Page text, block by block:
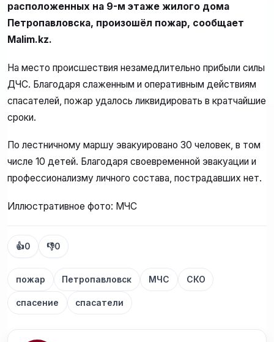
расположенных на 9-м этаже жилого дома
Петропавловска, произошёл пожар, сообщает
Malim.kz.
На место происшествия незамедлительно прибыли силы
ДЧС. Благодаря слаженным и оперативным действиям
спасателей, пожар удалось ликвидировать в кратчайшие
сроки.
По лестничному маршу эвакуировано 30 человек, в том
числе 10 детей. Благодаря своевременной эвакуации и
профессионализму личного состава, пострадавших нет.
Иллюстративное фото: МЧС
👍0 👎0
пожар Петропавловск МЧС СКО
спасение спасатели